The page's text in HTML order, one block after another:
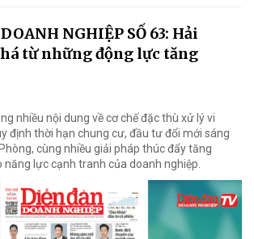
NGHIỆP SỐ 63: Hải
từ những động lực tăng
nhiều nội dung về cơ chế đặc thù xử lý vi
định thời hạn chung cư, đầu tư đổi mới sáng
cùng nhiều giải pháp thúc đẩy tăng
lực cạnh tranh của doanh nghiệp.